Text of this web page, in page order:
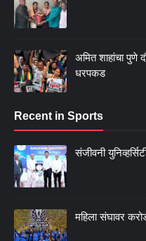
अमित शाहांचा पुणे
धरपकड
Recent in Sports
संजीवनी
महिला संघावर